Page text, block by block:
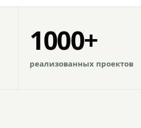
1000+
реализованных проектов